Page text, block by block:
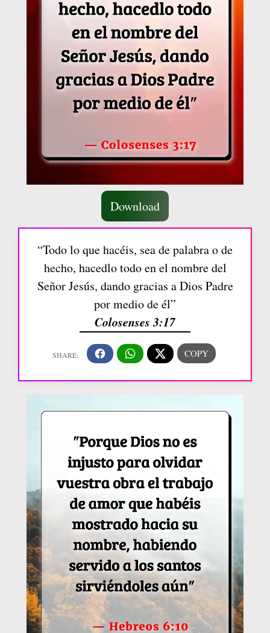
Download
“Todo lo que hacéis, sea de palabra o de
hecho, hacedlo todo en el nombre del
Señor Jesús, dando gracias a Dios Padre
por medio de él”
Colosenses 3:17